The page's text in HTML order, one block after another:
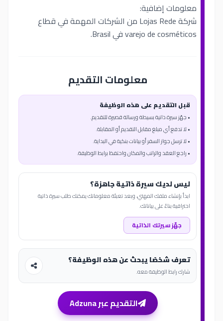
معلومات إضافية:
شركة Lojas Rede من الشركات المهمة في قطاع
varejo de cosméticos في Brasil.
معلومات التقديم
قبل التقديم على هذه الوظيفة
• جهّز سيرة ذاتية بسيطة ورسالة قصيرة للتقديم.
• لا تدفع أي مبلغ مقابل التقديم أو المقابلة.
• لا ترسل جواز السفر أو بيانات بنكية في البداية.
• راجع العقد والراتب والمكان واحتفظ برابط الوظيفة.
ليس لديك سيرة ذاتية جاهزة؟
ابدأ بإنشاء ملفك المهني، وبعد تعبئة معلوماتك يمكنك طلب سيرة ذاتية
احترافية بناءً على بياناتك.
جهّز سيرتك الذاتية
تعرف شخصًا يبحث عن هذه الوظيفة؟
شارك رابط الوظيفة معه.
التقديم عبر Adzuna